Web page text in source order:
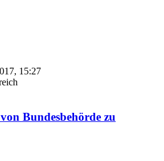
15:27
Bundesbehörde zu